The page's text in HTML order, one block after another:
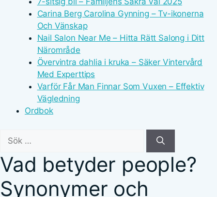
Carina Berg Carolina Gynning – Tv-ikonerna
Och Vänskap
Nail Salon Near Me – Hitta Rätt Salong i Ditt
Närområde
Övervintra dahlia i kruka – Säker Vintervård
Med Experttips
Varför Får Man Finnar Som Vuxen – Effektiv
Vägledning
Ordbok
efter:
Vad betyder people?
Synonymer och